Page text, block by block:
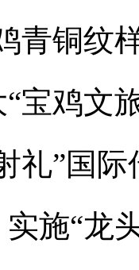
青铜纹
宝鸡文
礼”国
施“龙